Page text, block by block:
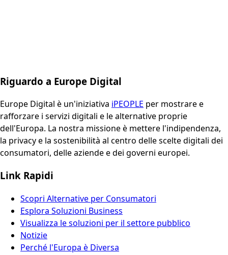
Riguardo a Europe Digital
Europe Digital è un'iniziativa iPEOPLE per mostrare e
rafforzare i servizi digitali e le alternative proprie
dell'Europa. La nostra missione è mettere l'indipendenza,
la privacy e la sostenibilità al centro delle scelte digitali dei
consumatori, delle aziende e dei governi europei.
Link Rapidi
Scopri Alternative per Consumatori
Esplora Soluzioni Business
Visualizza le soluzioni per il settore pubblico
Notizie
Perché l'Europa è Diversa